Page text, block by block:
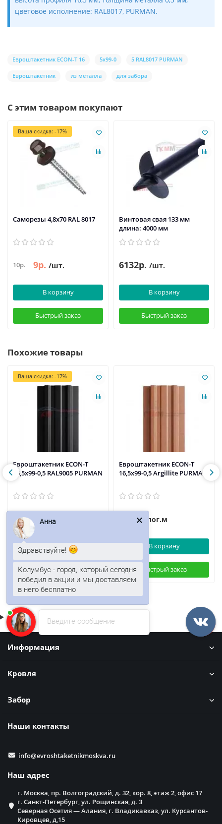
цветовое исполнение: RAL8017, PURMAN.
Евроштакетник ECON-T 16 5х99-0 5 RAL8017 PURMAN
Евроштакетник из металла для забора
С этим товаром покупают
Ваша скидка: -17%
Саморезы 4,8х70 RAL 8017
10р. 9р. /шт.
В корзину
Быстрый заказ
Винтовая свая 133 мм
длина: 4000 мм
6132р. /шт.
В корзину
Быстрый заказ
Похожие товары
Ваша скидка: -17%
Евроштакетник ECON-T
16,5х99-0,5 RAL9005 PURMAN
140р. 116р.
В корзину
Быстрый заказ
Евроштакетник ECON-T
16,5х99-0,5 Argillite PURMAN
119р. /пог.м
В корзину
Быстрый заказ
Информация
Кровля
Забор
Наши контакты
info@evroshtaketnikmoskva.ru
Наш адрес
г. Москва, пр. Волгоградский, д. 32, кор. 8, этаж 2, офис 17
г. Санкт-Петербург, ул. Рощинская, д. 3
Северная Осетия — Алания, г. Владикавказ, ул. Курсантов-
Кировцев, д,15
Введите сообщение
Анна
Здравствуйте!
Колумбус - город, который сегодня
победил в акции и мы доставляем
в него бесплатно